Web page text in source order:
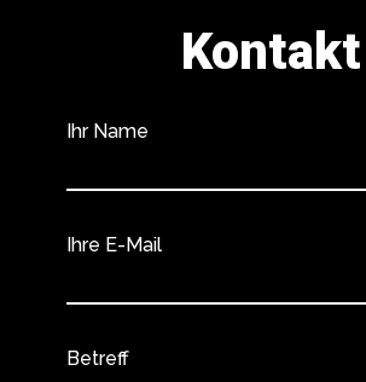
Kontakt
Ihr Name
Ihre E-Mail
Betreff